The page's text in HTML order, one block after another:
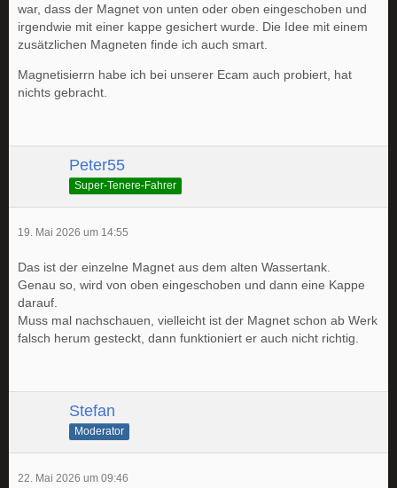
war, dass der Magnet von unten oder oben eingeschoben und
irgendwie mit einer kappe gesichert wurde. Die Idee mit einem
zusätzlichen Magneten finde ich auch smart.
Magnetisierrn habe ich bei unserer Ecam auch probiert, hat
nichts gebracht.
Peter55
Super-Tenere-Fahrer
19. Mai 2026 um 14:55
Das ist der einzelne Magnet aus dem alten Wassertank.
Genau so, wird von oben eingeschoben und dann eine Kappe
darauf.
Muss mal nachschauen, vielleicht ist der Magnet schon ab Werk
falsch herum gesteckt, dann funktioniert er auch nicht richtig.
Stefan
Moderator
22. Mai 2026 um 09:46